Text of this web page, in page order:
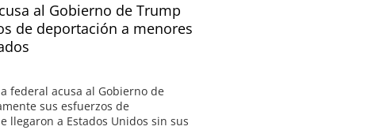
al Gobierno de Trump
de deportación a menores
federal acusa al Gobierno de
sus esfuerzos de
llegaron a Estados Unidos sin sus